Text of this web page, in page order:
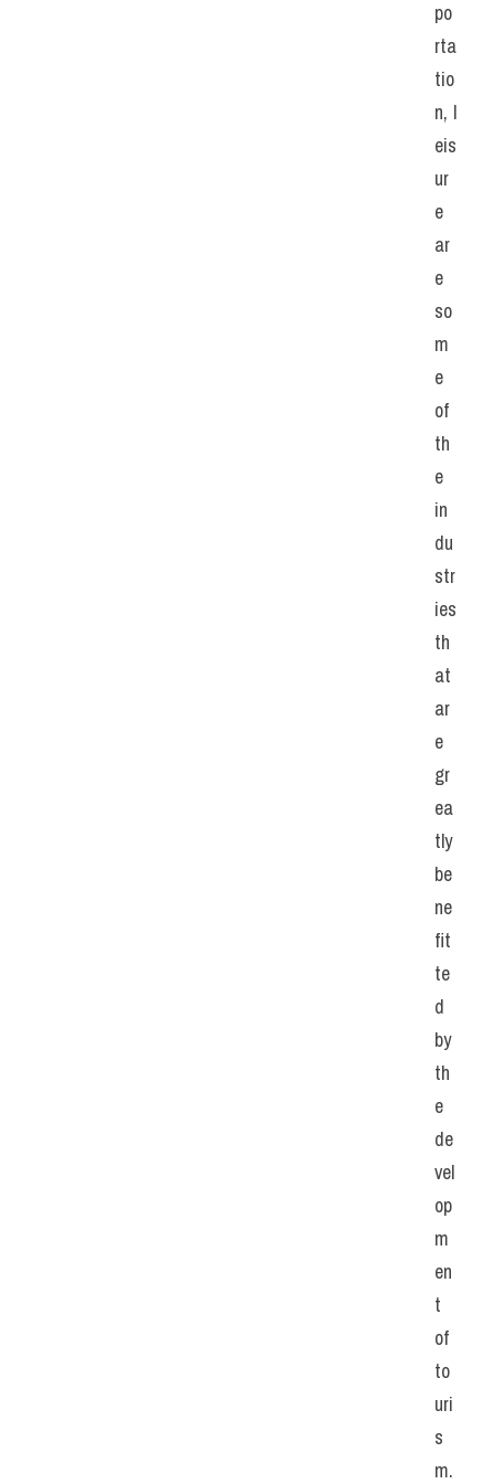
po
rta
tio
n, l
eis
ur
e
ar
e
so
m
e
of
th
e
in
du
str
ies
th
at
ar
e
gr
ea
tly
be
ne
fit
te
d
by
th
e
de
vel
op
m
en
t
of
to
uri
s
m.